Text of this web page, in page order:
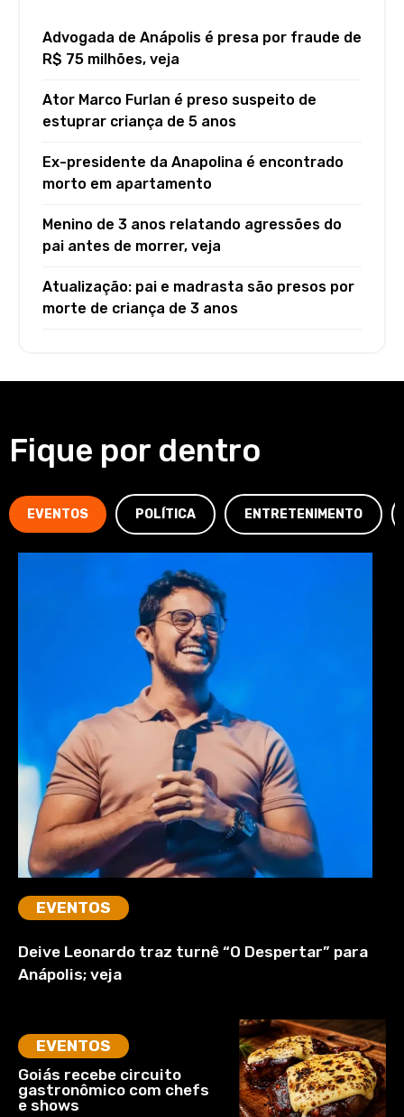
Advogada de Anápolis é presa por fraude de
R$ 75 milhões, veja
Ator Marco Furlan é preso suspeito de
estuprar criança de 5 anos
Ex-presidente da Anapolina é encontrado
morto em apartamento
Menino de 3 anos relatando agressões do
pai antes de morrer, veja
Atualização: pai e madrasta são presos por
morte de criança de 3 anos
Fique por dentro
EVENTOS POLÍTICA ENTRETENIMENTO
EVENTOS
Deive Leonardo traz turnê “O Despertar” para
Anápolis; veja
EVENTOS
Goiás recebe circuito
gastronômico com chefs
e shows